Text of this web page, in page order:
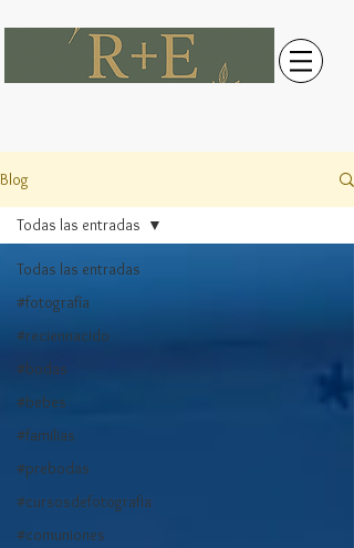
Blog
Todas las entradas
#fotografía
#reciennacido
#bodas
#bebes
#familias
#prebodas
#cursosdefotografia
#comuniones
Todas las entradas